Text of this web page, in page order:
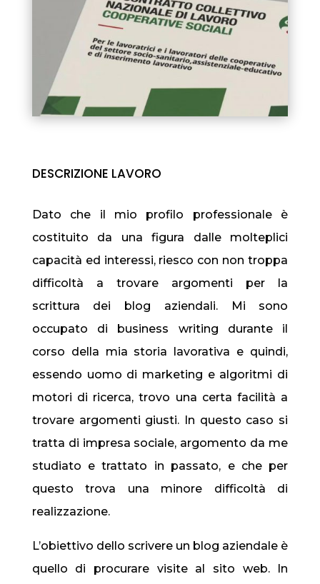
DESCRIZIONE LAVORO
Dato che il mio profilo professionale è
costituito da una figura dalle molteplici
capacità ed interessi, riesco con non troppa
difficoltà a trovare argomenti per la
scrittura dei blog aziendali. Mi sono
occupato di business writing durante il
corso della mia storia lavorativa e quindi,
essendo uomo di marketing e algoritmi di
motori di ricerca, trovo una certa facilità a
trovare argomenti giusti. In questo caso si
tratta di impresa sociale, argomento da me
studiato e trattato in passato, e che per
questo trova una minore difficoltà di
realizzazione.
L’obiettivo dello scrivere un blog aziendale è
quello di procurare visite al sito web. In